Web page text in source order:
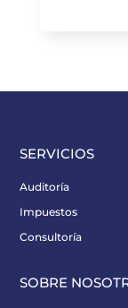
SERVICIOS
Auditoría
Impuestos
Consultoría
SOBRE